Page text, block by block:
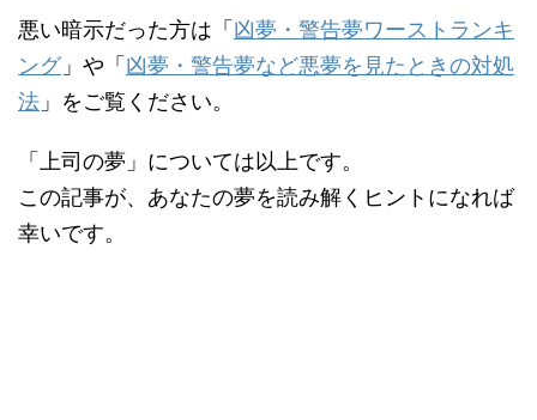
悪い暗示だった方は「 凶夢・警告夢ワーストランキ
ング」や「 凶夢・警告夢など悪夢を見たときの対処
法 」をご覧ください。
「上司の夢」については以上です。
この記事が、あなたの夢を読み解くヒントになれば
幸いです。